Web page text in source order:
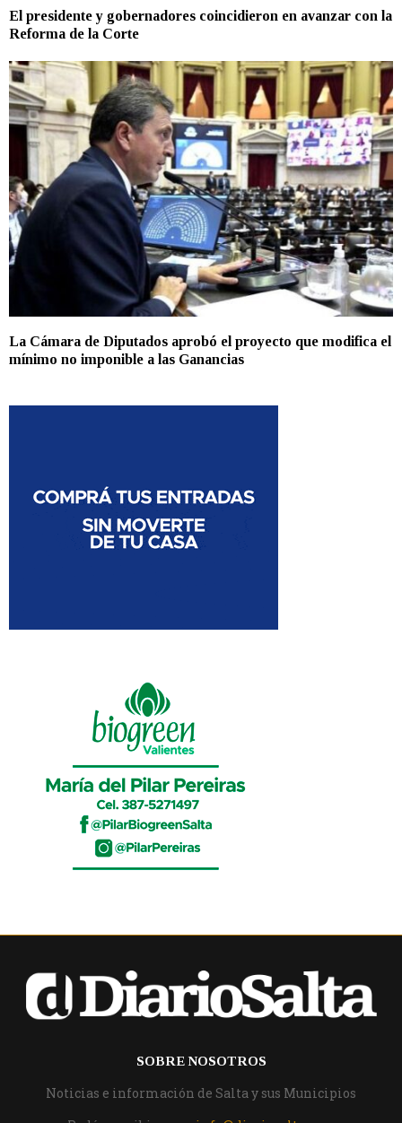
El presidente y gobernadores coincidieron en avanzar con la
Reforma de la Corte
La Cámara de Diputados aprobó el proyecto que modifica el
mínimo no imponible a las Ganancias
SOBRE NOSOTROS
Noticias e información de Salta y sus Municipios